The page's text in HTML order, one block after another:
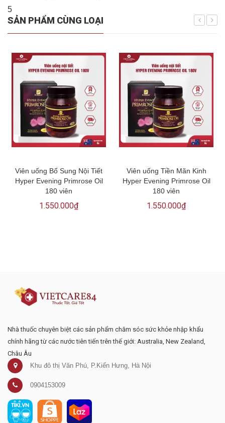
5
SẢN PHẨM CÙNG LOẠI
Viên uống Bổ Sung Nội Tiết
Hyper Evening Primrose Oil
180 viên
1.550.000₫
Viên uống Tiền Mãn Kinh
Hyper Evening Primrose Oil
180 viên
1.550.000₫
Nhà thuốc chuyên biệt các sản phẩm chăm sóc sức khỏe nhập khẩu
chính hãng từ các nước tiên tiến trên thế giới: Australia, New Zealand,
Châu Âu
Khu đô thị Văn Phú, P.Kiến Hưng, Hà Nội
0904153009